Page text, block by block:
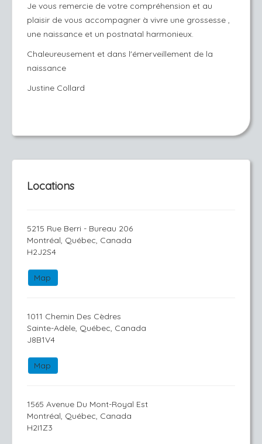
Je vous remercie de votre compréhension et au
plaisir de vous accompagner à vivre une grossesse ,
une naissance et un postnatal harmonieux.
Chaleureusement et dans l'émerveillement de la
naissance
Justine Collard
Locations
5215 Rue Berri - Bureau 206
Montréal, Québec, Canada
H2J2S4
Map
1011 Chemin Des Cèdres
Sainte-Adèle, Québec, Canada
J8B1V4
Map
1565 Avenue Du Mont-Royal Est
Montréal, Québec, Canada
H2I1Z3